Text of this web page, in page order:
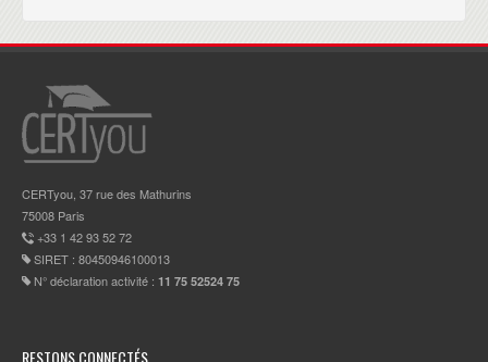
CERTyou, 37 rue des Mathurins
75008 Paris
+33 1 42 93 52 72
SIRET : 80450946100013
N° déclaration activité : 11 75 52524 75
RESTONS CONNECTÉS